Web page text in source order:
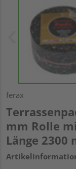
ferax
mm Rolle
Länge 2300